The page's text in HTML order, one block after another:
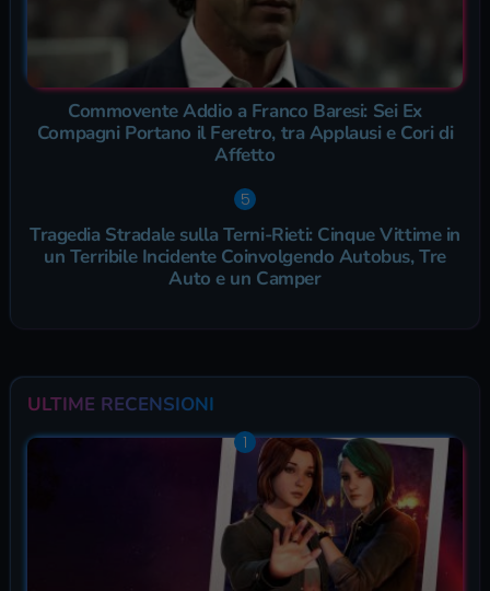
Commovente Addio a Franco Baresi: Sei Ex
Compagni Portano il Feretro, tra Applausi e Cori di
Affetto
Tragedia Stradale sulla Terni-Rieti: Cinque Vittime in
un Terribile Incidente Coinvolgendo Autobus, Tre
Auto e un Camper
ULTIME RECENSIONI